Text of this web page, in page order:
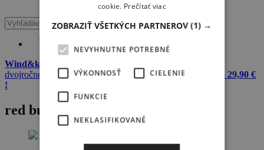
Wind&kite okuliare + 20 L dry bag Meatfly zadarmo
dvojročnému predplatnému Windsurfer & Kitesurfer
iba za 29,90 €
!
red bull kajaky
cookie. Prečítať viac
ZOBRAZIŤ VŠETKÝCH PARTNEROV(1) →
NEVYHNUTNE POTREBNÉ
VÝKONNOSŤ CIELENIE
FUNKCIE
NEKLASIFIKOVANÉ